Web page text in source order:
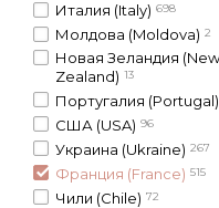
Италия (Italy) 698
Молдова (Moldova) 2
Новая Зеландия (New
Zealand) 13
Португалия (Portugal)
США (USA) 96
Украина (Ukraine) 267
Франция (France) 515
Чили (Chile) 72